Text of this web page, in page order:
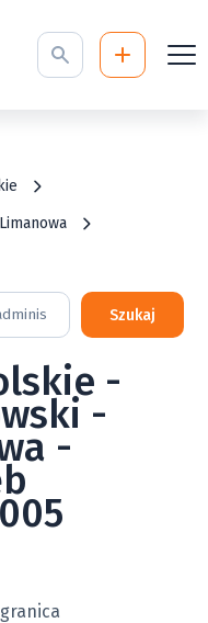
Limanowa
Szukaj
-
-
-